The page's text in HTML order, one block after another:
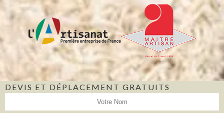
DEVIS ET DÉPLACEMENT GRATUITS